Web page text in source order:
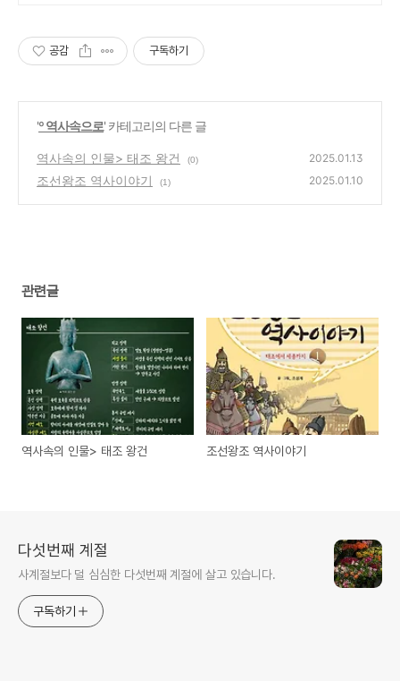
공감 구독하기
'º 역사속으로' 카테고리의 다른 글
역사속의 인물> 태조 왕건 (0) 2025.01.13
조선왕조 역사이야기 (1) 2025.01.10
관련글
역사속의 인물> 태조 왕건 조선왕조 역사이야기
다섯번째 계절
사계절보다 덜 심심한 다섯번째 계절에 살고 있습니다.
구독하기